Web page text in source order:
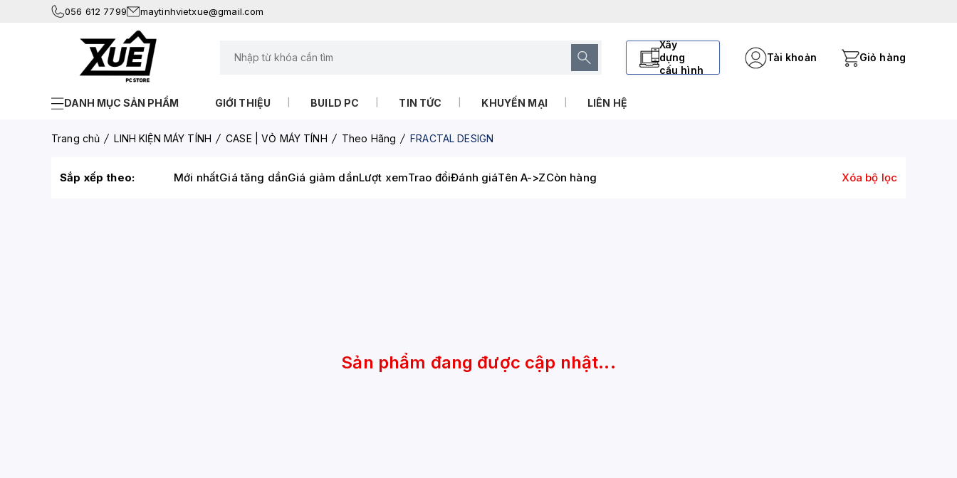
056 612 7799 maytinhvietxue@gmail.com
Xây
dựng
cấu hình
Tài khoản Giỏ hàng
DANH MỤC SẢN PHẨM GIỚI THIỆU BUILD PC TIN TỨC KHUYẾN MẠI LIÊN HỆ
Trang chủ LINH KIỆN MÁY TÍNH CASE | VỎ MÁY TÍNH Theo Hãng FRACTAL DESIGN
Sắp xếp theo: Mới nhấtGiá tăng dầnGiá giảm dầnLượt xemTrao đổiĐánh giáTên A->ZCòn hàng Xóa bộ lọc
Sản phẩm đang được cập nhật...